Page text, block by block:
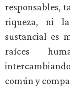
responsables,
riqueza, ni
sustancial es
raíces
común y